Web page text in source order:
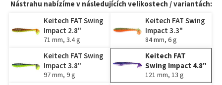
Nástrahu nabízíme v následujících velikostech / variantách:
Keitech FAT Swing
Impact 2.8"
71 mm, 3.4 g
Keitech FAT Swing
Impact 3.3"
84 mm, 6 g
Keitech FAT Swing
Impact 3.8"
97 mm, 9 g
Keitech FAT
Swing Impact 4.8"
121 mm, 13 g